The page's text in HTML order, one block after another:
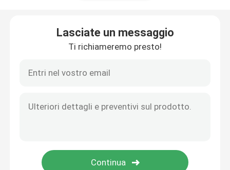
Lasciate un messaggio
Ti richiameremo presto!